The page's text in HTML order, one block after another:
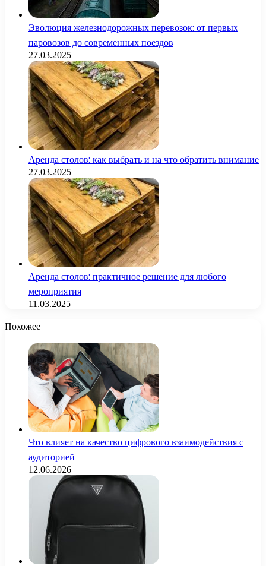
Эволюция железнодорожных перевозок: от первых
паровозов до современных поездов
27.03.2025
Аренда столов: как выбрать и на что обратить внимание
27.03.2025
Аренда столов: практичное решение для любого
мероприятия
11.03.2025
Похожее
Что влияет на качество цифрового взаимодействия с
аудиторией
12.06.2026